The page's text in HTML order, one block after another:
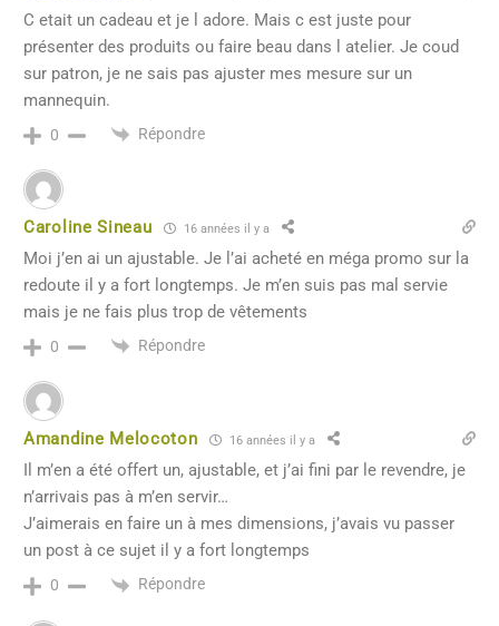
C etait un cadeau et je l adore. Mais c est juste pour
présenter des produits ou faire beau dans l atelier. Je coud
sur patron, je ne sais pas ajuster mes mesure sur un
mannequin.
0 Répondre
Caroline Sineau 16 années il y a
Moi j’en ai un ajustable. Je l’ai acheté en méga promo sur la
redoute il y a fort longtemps. Je m’en suis pas mal servie
mais je ne fais plus trop de vêtements
0 Répondre
Amandine Melocoton 16 années il y a
Il m’en a été offert un, ajustable, et j’ai fini par le revendre, je
n’arrivais pas à m’en servir…
J’aimerais en faire un à mes dimensions, j’avais vu passer
un post à ce sujet il y a fort longtemps
0 Répondre